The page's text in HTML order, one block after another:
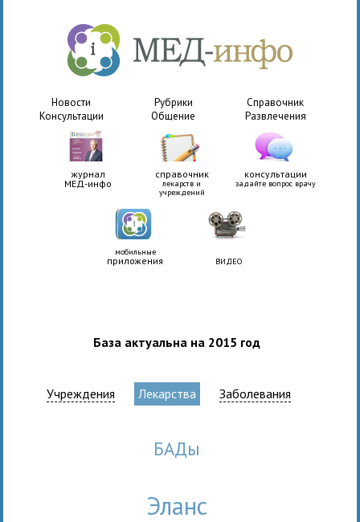
Новости Рубрики
Справочник
Консультации
Общение Развлечения
журнал
МЕД-инфо
справочник
лекарств и
учреждений
консультации
задайте вопрос врачу
мобильные
приложения ВИДЕО
База актуальна на 2015 год
Учреждения Лекарства Заболевания
БАДы
Эланс